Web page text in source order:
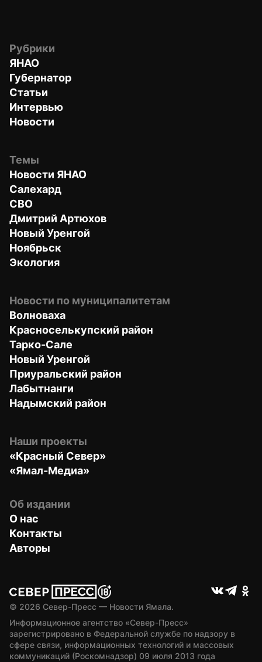
Рубрики
ЯНАО
Губернатор
Статьи
Интервью
Новости
Темы
Новости ЯНАО
Салехард
СВО
Дмитрий Артюхов
Новый Уренгой
Ноябрьск
Экология
Новости по муниципалитетам
Волноваха
Красноселькупский район
Тарко-Сале
Новый Уренгой
Приуральский район
Лабытнанги
Надымский район
Наши проекты
«Красный Север»
«Ямал-Медиа»
Об издании
О нас
Контакты
Авторы
© 2026 Север-Пресс — Новости Ямала.
Информационное агентство «Север-Пресс»
зарегистрировано в Федеральной службе по надзору в
сфере связи, информационных технологий и массовых
коммуникаций (Роскомнадзор) 09 июля 2013 года